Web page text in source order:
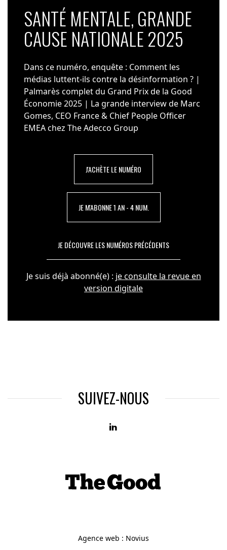
SANTÉ MENTALE, GRANDE
CAUSE NATIONALE 2025
Dans ce numéro, enquête : Comment les
médias luttent-ils contre la désinformation ? |
Palmarès complet du Grand Prix de la Good
Économie 2025 | La grande interview de Marc
Gomes, CEO France & Chief People Officer
EMEA chez The Adecco Group
J'ACHÈTE LE NUMÉRO
JE M'ABONNE 1 AN - 4 NUM.
JE DÉCOUVRE LES NUMÉROS PRÉCÉDENTS
Je suis déjà abonné(e) : je consulte la revue en
version digitale
SUIVEZ-NOUS
Agence web : Novius